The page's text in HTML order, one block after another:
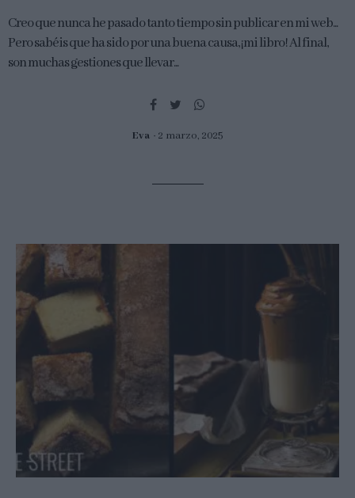
Creo que nunca he pasado tanto tiempo sin publicar en mi web...
Pero sabéis que ha sido por una buena causa, ¡mi libro! Al final,
son muchas gestiones que llevar...
Eva 2 marzo, 2025